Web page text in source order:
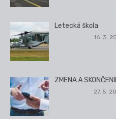
Letecká škola
16. 3.
ZMENA A
27. 5.